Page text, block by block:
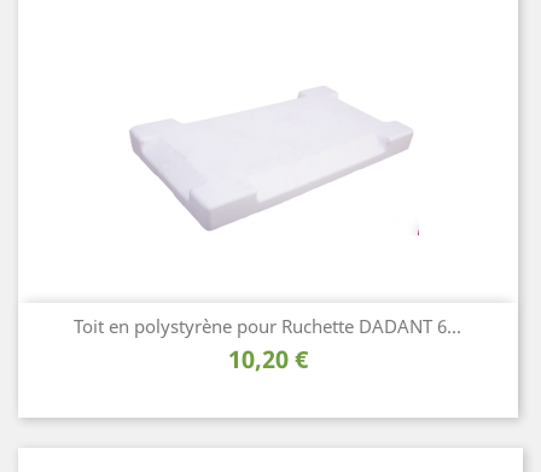
Toit en polystyrène pour Ruchette DADANT 6...
Prix
10,20 €